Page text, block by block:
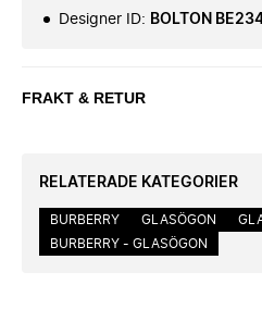
Designer ID: BOLTON
FRAKT & RETUR
RELATERADE KATEGORIER
BURBERRY GLASÖGON
BURBERRY - GLASÖGON